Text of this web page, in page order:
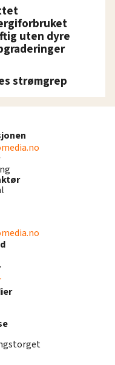
uten dyre
strømgrep